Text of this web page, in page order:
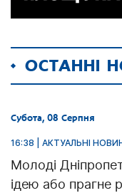
ОСТАННІ
Субота, 08 Серпня
16:38 | АКТУАЛЬНІ
Молоді
ідею або прагне